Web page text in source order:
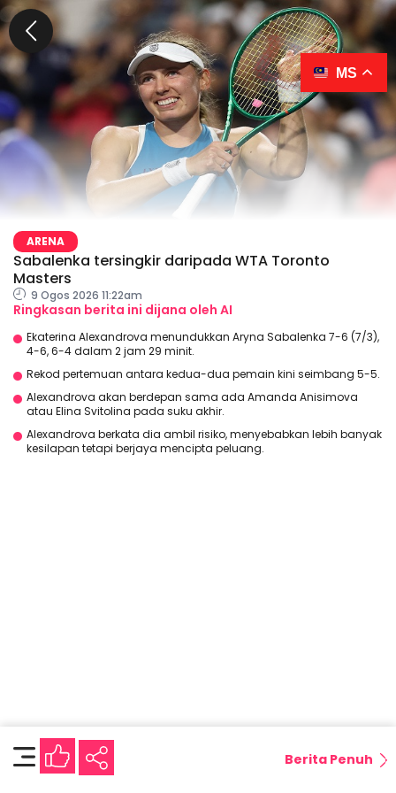
ARENA
Sabalenka tersingkir daripada WTA Toronto
Masters
9 Ogos 2026 11:22am
Ringkasan berita ini dijana oleh AI
Ekaterina Alexandrova menundukkan Aryna Sabalenka 7-6 (7/3),
4-6, 6-4 dalam 2 jam 29 minit.
Rekod pertemuan antara kedua-dua pemain kini seimbang 5-5.
Alexandrova akan berdepan sama ada Amanda Anisimova
atau Elina Svitolina pada suku akhir.
Alexandrova berkata dia ambil risiko, menyebabkan lebih banyak
kesilapan tetapi berjaya mencipta peluang.
Berita Penuh
MS